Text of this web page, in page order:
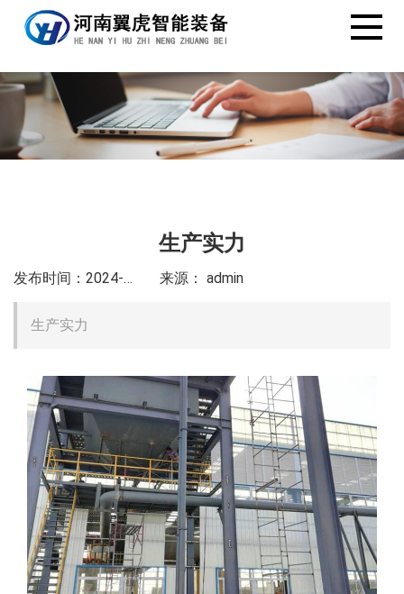
生产实力
发布时间：2024-10-13 来源： admin
生产实力